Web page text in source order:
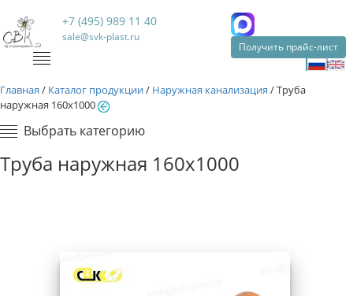
+7 (495) 989 11 40
sale@svk-plast.ru
Получить прайс-лист
Главная / Каталог продукции/ Наружная канализация /Труба
наружная 160х1000
Выбрать категорию
Труба наружная 160х1000